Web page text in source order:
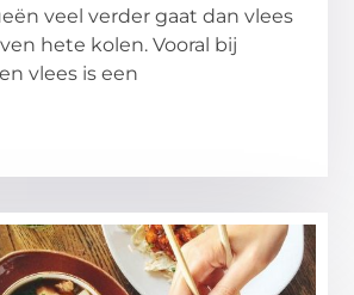
veel verder gaat dan vlees
hete kolen. Vooral bij
vlees is een